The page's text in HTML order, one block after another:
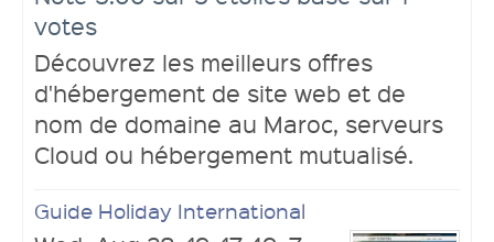
votes
Découvrez les meilleurs offres
d'hébergement de site web et de
nom de domaine au Maroc, serveurs
Cloud ou hébergement mutualisé.
Guide Holiday International